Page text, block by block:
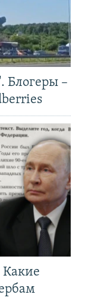
Блогеры –
Какие